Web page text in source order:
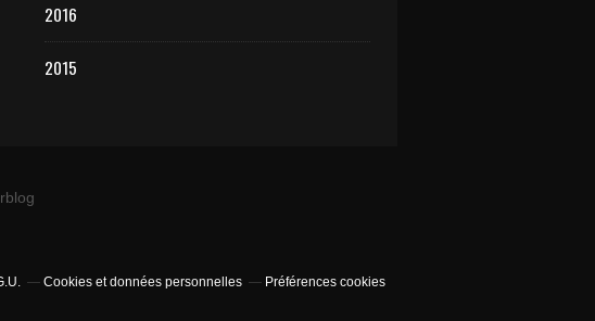
2016
2015
Cookies et données personnelles Préférences cookies